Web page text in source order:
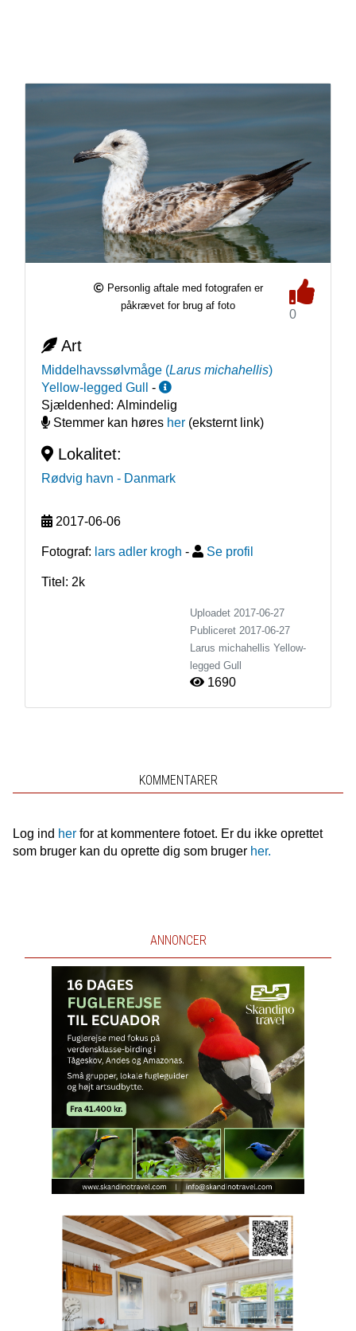
Personlig aftale med fotografen er
påkrævet for brug af foto
0
Art
Middelhavssølvmåge (Larus michahellis)
Yellow-legged Gull
-
Sjældenhed: Almindelig
Stemmer kan høres her(eksternt link)
Lokalitet:
Rødvig havn - Danmark
2017-06-06
Fotograf: lars adler krogh - Se profil
Titel: 2k
Uploadet 2017-06-27
Publiceret 2017-06-27
Larus michahellis Yellow-
legged Gull
1690
KOMMENTARER
Log ind herfor at kommentere fotoet. Er du ikke oprettet
som bruger kan du oprette dig som bruger her.
ANNONCER